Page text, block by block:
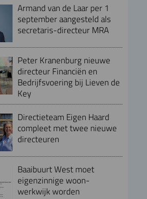
Armand van de Laar per 1
september aangesteld als
secretaris-directeur MRA
Peter Kranenburg nieuwe
directeur Financiën en
Bedrijfsvoering bij Lieven de
Key
Directieteam Eigen Haard
compleet met twee nieuwe
directeuren
Baaibuurt West moet
eigenzinnige woon-
werkwijk worden